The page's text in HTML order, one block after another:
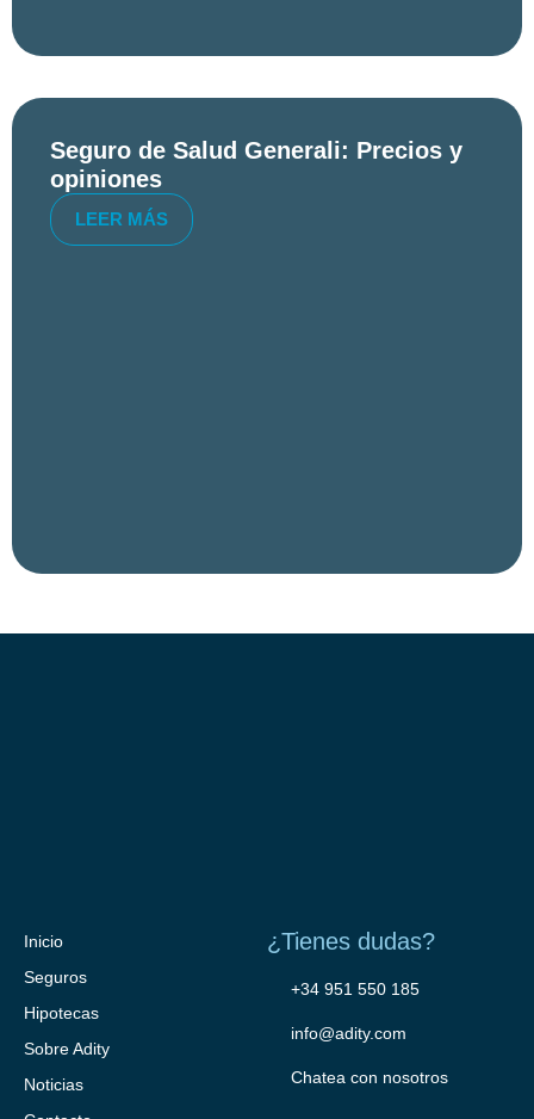
Seguro de Salud Generali: Precios y
opiniones
LEER MÁS
Inicio
Seguros
Hipotecas
Sobre Adity
Noticias
¿Tienes dudas?
+34 951 550 185
info@adity.com
Chatea con nosotros